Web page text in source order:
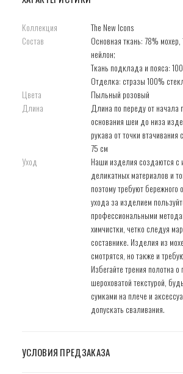
Коллекция
The New Icons
Состав
Основная ткань: 78%
нейлон;
Ткань подклада и пояса:
Отделка: стразы 100%
Цвета
Пыльный розовый
Длина
Длина по переду от начала
основания шеи до низа
рукава от точки
75 см
Уход
Наши изделия создаются с
деликатных материалов и
поэтому требуют
ухода за изделием
профессиональными
химчистки, четко следуя
составнике. Изделия из
смотрятся, но также и
Избегайте трения полотна о
шероховатой текстурой,
сумками на плече и
допускать сваливания.
УСЛОВИЯ ПРЕДЗАКАЗА